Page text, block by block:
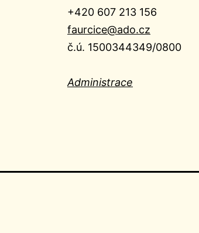
+420 607 213 156
faurcice@ado.cz
č.ú. 1500344349/0800
Administrace